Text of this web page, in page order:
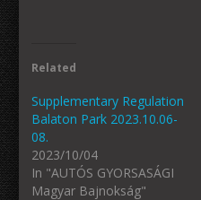
Related
Supplementary Regulation
Balaton Park 2023.10.06-
08.
2023/10/04
In "AUTÓS GYORSASÁGI
Magyar Bajnokság"